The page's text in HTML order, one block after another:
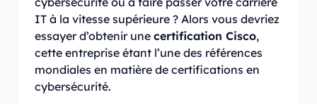
IT à la vitesse supérieure ? Alors vous devriez
essayer d’obtenir une certification Cisco,
cette entreprise étant l’une des références
mondiales en matière de certifications en
cybersécurité.